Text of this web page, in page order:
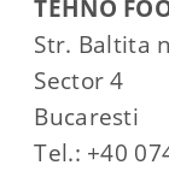
TEHNO
Str. Baltita
Sector 4
Bucaresti
Tel.: +40